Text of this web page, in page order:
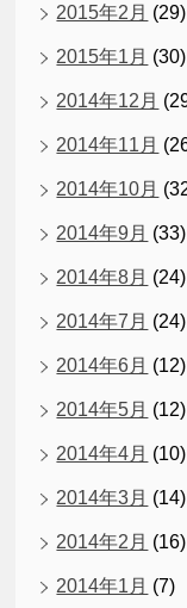
2015年2月 (29)
2015年1月 (30)
2014年12月
2014年11月
2014年10月
2014年9月 (33)
2014年8月 (24)
2014年7月 (24)
2014年6月 (12)
2014年5月 (12)
2014年4月 (10)
2014年3月 (14)
2014年2月 (16)
2014年1月 (7)